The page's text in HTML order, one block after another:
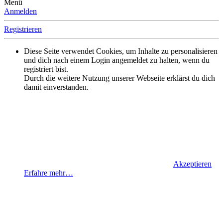
Menü
Anmelden
Registrieren
Diese Seite verwendet Cookies, um Inhalte zu personalisieren
und dich nach einem Login angemeldet zu halten, wenn du
registriert bist.
Durch die weitere Nutzung unserer Webseite erklärst du dich
damit einverstanden.
Akzeptieren
Erfahre mehr…